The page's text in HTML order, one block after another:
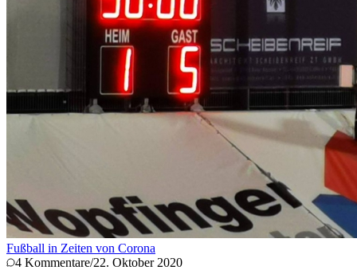
Fußball in Zeiten von Corona
4 Kommentare/22. Oktober 2020